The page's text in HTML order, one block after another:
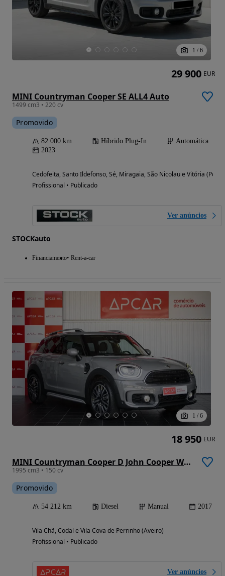
1 / 6
MINI Countryman Cooper SE ALL4 Auto
1499 cm3 • 220 cv
Promovido
82 000 km Híbrido Plug-In
Automática
2023
Cedofeita, Santo Ildefonso, Sé, Miragaia, São Nicolau e Vitória (Porto)
Profissional • Publicado
Ver anúncios
STOCKauto
Financiamento Rent-a-car
29 900 EUR
1 / 6
MINI Countryman Cooper D John Cooper Works
1995 cm3 • 150 cv
Promovido
54 212 km Diesel Manual 2017
Vila Chã, Codal e Vila Cova de Perrinho (Aveiro)
Profissional • Publicado
Ver anúncios
18 950 EUR